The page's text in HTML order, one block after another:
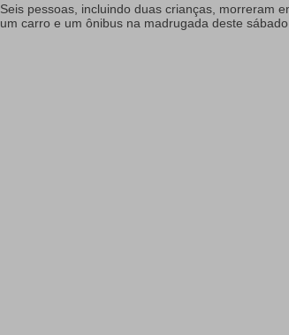
Seis pessoas, incluindo duas crianças, morreram
um carro e um ônibus na madrugada deste sábado